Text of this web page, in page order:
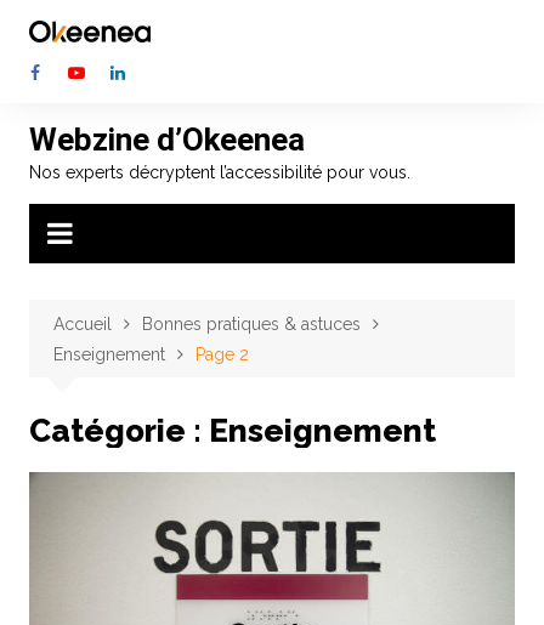
contenu
Webzine d’Okeenea
Nos experts décryptent l’accessibilité pour vous.
Accueil
Bonnes pratiques & astuces
Enseignement
Page 2
Catégorie : Enseignement